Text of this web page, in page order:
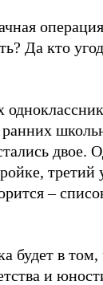
Да кто
двое.
третий
–
будет в
и